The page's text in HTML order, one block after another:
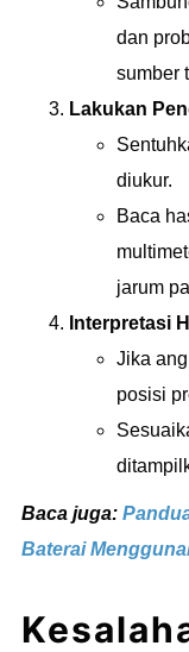
dan
sumber
Lakukan
diukur.
Baca
jarum
Interpretasi
Jika
posisi
Baca juga:
Baterai